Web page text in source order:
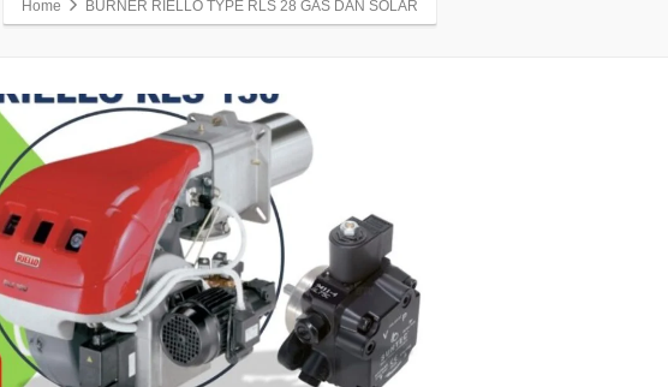
Home BURNER RIELLO TYPE RLS 28 GAS DAN SOLAR